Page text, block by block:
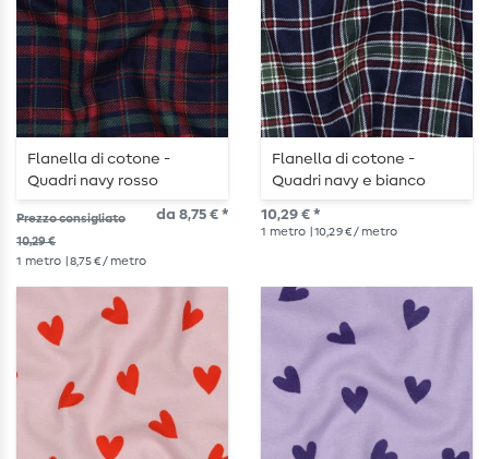
Flanella di cotone -
Quadri navy rosso
Prezzo consigliato
10,29 €
da 8,75 € *
1 metro | 8,75 € / metro
Flanella di cotone -
Quadri navy e bianco
10,29 € *
1 metro | 10,29 € / metro